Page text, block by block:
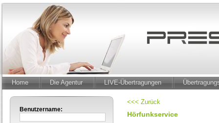
Home Die Agentur LIVE-Übertragungen
Benutzername:
<<< Zurück
Hörfunkservice